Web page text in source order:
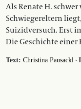
Als Renate H.
Schwiegereltern
Suizidversuch. Erst
Die Geschichte
Text: Christina Pausackl ·